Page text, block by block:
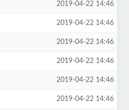
2019-04-22 14:46
2019-04-22 14:46
2019-04-22 14:46
2019-04-22 14:46
2019-04-22 14:46
2019-04-22 14:46